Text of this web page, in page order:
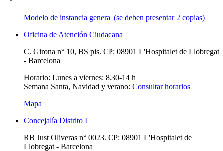
Modelo de instancia general (se deben presentar 2 copias)
Oficina de Atención Ciudadana
C. Girona n° 10, BS pis. CP: 08901 L'Hospitalet de Llobregat
- Barcelona
Horario: Lunes a viernes: 8.30-14 h
Semana Santa, Navidad y verano: Consultar horarios
Mapa
Concejalía Distrito I
RB Just Oliveras n° 0023. CP: 08901 L'Hospitalet de
Llobregat - Barcelona